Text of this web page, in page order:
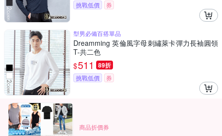
挑戰低價 券
型男必備百搭單品
Dreamming 英倫風字母刺繡萊卡彈力長袖圓領
T-共二色
$511 89折
挑戰低價 券
商品折價券